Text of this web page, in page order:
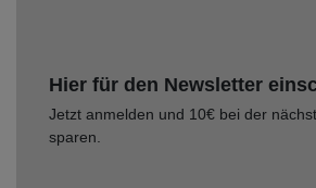
Hier für den Newsletter
Jetzt anmelden und 10€ bei der
sparen.